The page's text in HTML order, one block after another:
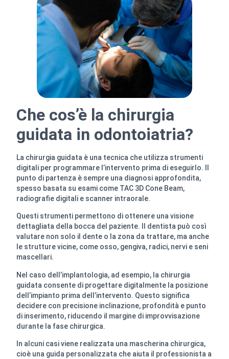
Che cos’è la chirurgia
guidata in odontoiatria?
La chirurgia guidata è una tecnica che utilizza strumenti
digitali per programmare l’intervento prima di eseguirlo. Il
punto di partenza è sempre una diagnosi approfondita,
spesso basata su esami come TAC 3D Cone Beam,
radiografie digitali e scanner intraorale.
Questi strumenti permettono di ottenere una visione
dettagliata della bocca del paziente. Il dentista può così
valutare non solo il dente o la zona da trattare, ma anche
le strutture vicine, come osso, gengiva, radici, nervi e seni
mascellari.
Nel caso dell’implantologia, ad esempio, la chirurgia
guidata consente di progettare digitalmente la posizione
dell’impianto prima dell’intervento. Questo significa
decidere con precisione inclinazione, profondità e punto
di inserimento, riducendo il margine di improvvisazione
durante la fase chirurgica.
In alcuni casi viene realizzata una mascherina chirurgica,
cioè una guida personalizzata che aiuta il professionista a